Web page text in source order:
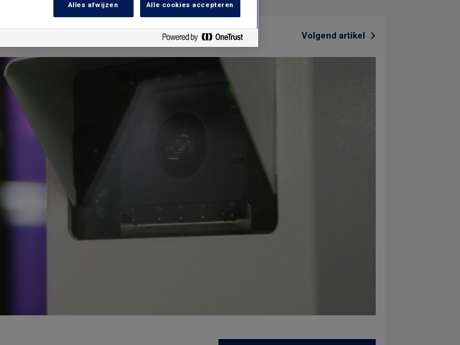
Volgend artikel
Alles afwijzen Alle cookies accepteren